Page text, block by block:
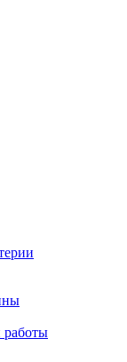
работы